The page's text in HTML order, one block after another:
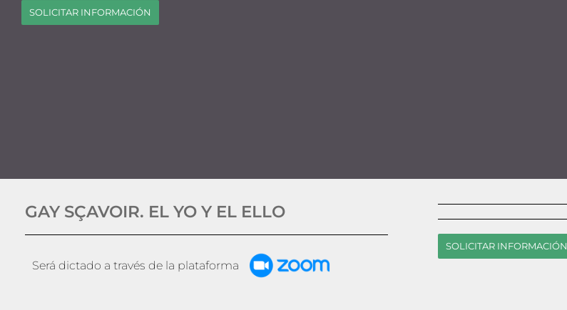
SOLICITAR INFORMACIÓN
GAY SÇAVOIR. EL YO Y EL ELLO
Será dictado a través de la plataforma
SOLICITAR INFORMACIÓN